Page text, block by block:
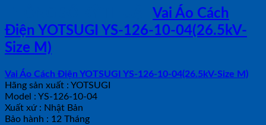
Vai Áo Cách
Điện YOTSUGI YS-126-10-04(26.5kV-
Size M)
Vai Áo Cách Điện YOTSUGI YS-126-10-04(26.5kV-Size M)
Hãng sản xuất : YOTSUGI
Model : YS-126-10-04
Xuất xứ : Nhật Bản
Bảo hành : 12 Tháng